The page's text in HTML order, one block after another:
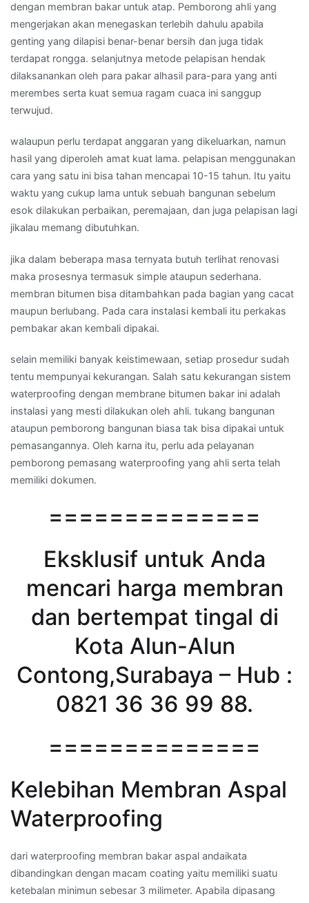
dengan membran bakar untuk atap. Pemborong ahli yang
mengerjakan akan menegaskan terlebih dahulu apabila
genting yang dilapisi benar-benar bersih dan juga tidak
terdapat rongga. selanjutnya metode pelapisan hendak
dilaksanankan oleh para pakar alhasil para-para yang anti
merembes serta kuat semua ragam cuaca ini sanggup
terwujud.
walaupun perlu terdapat anggaran yang dikeluarkan, namun
hasil yang diperoleh amat kuat lama. pelapisan menggunakan
cara yang satu ini bisa tahan mencapai 10-15 tahun. Itu yaitu
waktu yang cukup lama untuk sebuah bangunan sebelum
esok dilakukan perbaikan, peremajaan, dan juga pelapisan lagi
jikalau memang dibutuhkan.
jika dalam beberapa masa ternyata butuh terlihat renovasi
maka prosesnya termasuk simple ataupun sederhana.
membran bitumen bisa ditambahkan pada bagian yang cacat
maupun berlubang. Pada cara instalasi kembali itu perkakas
pembakar akan kembali dipakai.
selain memiliki banyak keistimewaan, setiap prosedur sudah
tentu mempunyai kekurangan. Salah satu kekurangan sistem
waterproofing dengan membrane bitumen bakar ini adalah
instalasi yang mesti dilakukan oleh ahli. tukang bangunan
ataupun pemborong bangunan biasa tak bisa dipakai untuk
pemasangannya. Oleh karna itu, perlu ada pelayanan
pemborong pemasang waterproofing yang ahli serta telah
memiliki dokumen.
==============
Eksklusif untuk Anda
mencari harga membran
dan bertempat tingal di
Kota Alun-Alun
Contong,Surabaya – Hub :
0821 36 36 99 88.
==============
Kelebihan Membran Aspal
Waterproofing
dari waterproofing membran bakar aspal andaikata
dibandingkan dengan macam coating yaitu memiliki suatu
ketebalan minimun sebesar 3 milimeter. Apabila dipasang